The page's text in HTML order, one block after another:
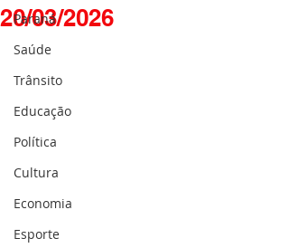
Paraná
Saúde
Trânsito
Educação
Política
Cultura
Economia
Esporte
20/03/2026